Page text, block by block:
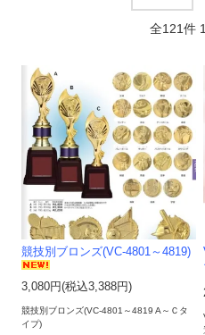
全121件 1
競技別ブロンズ(VC-4801～4819)
3,080円(税込3,388円)
競技別ブロンズ(VC-4801～4819 A～Ｃタ
イプ)